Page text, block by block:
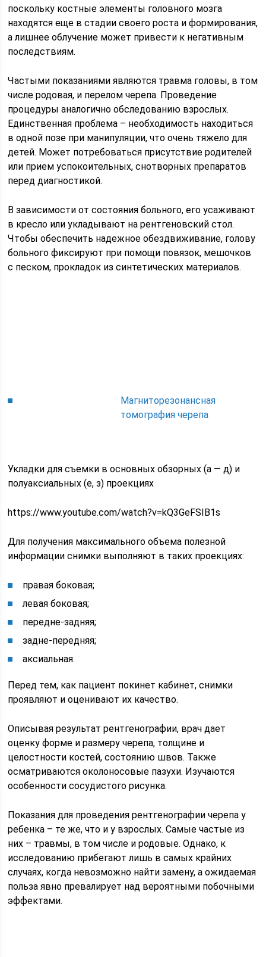
поскольку костные элементы головного мозга
находятся еще в стадии своего роста и формирования,
а лишнее облучение может привести к негативным
последствиям.
Частыми показаниями являются травма головы, в том
числе родовая, и перелом черепа. Проведение
процедуры аналогично обследованию взрослых.
Единственная проблема – необходимость находиться
в одной позе при манипуляции, что очень тяжело для
детей. Может потребоваться присутствие родителей
или прием успокоительных, снотворных препаратов
перед диагностикой.
В зависимости от состояния больного, его усаживают
в кресло или укладывают на рентгеновский стол.
Чтобы обеспечить надежное обездвиживание, голову
больного фиксируют при помощи повязок, мешочков
с песком, прокладок из синтетических материалов.
Магниторезонансная
томография черепа
Укладки для съемки в основных обзорных (а — д) и
полуаксиальных (е, з) проекциях
https://www.youtube.com/watch?v=kQ3GeFSIB1s
Для получения максимального объема полезной
информации снимки выполняют в таких проекциях:
правая боковая;
левая боковая;
передне-задняя;
задне-передняя;
аксиальная.
Перед тем, как пациент покинет кабинет, снимки
проявляют и оценивают их качество.
Описывая результат рентгенографии, врач дает
оценку форме и размеру черепа, толщине и
целостности костей, состоянию швов. Также
осматриваются околоносовые пазухи. Изучаются
особенности сосудистого рисунка.
Показания для проведения рентгенографии черепа у
ребенка – те же, что и у взрослых. Самые частые из
них – травмы, в том числе и родовые. Однако, к
исследованию прибегают лишь в самых крайних
случаях, когда невозможно найти замену, а ожидаемая
польза явно превалирует над вероятными побочными
эффектами.